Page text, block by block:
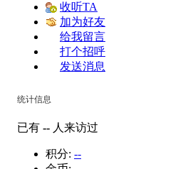
收听TA
加为好友
给我留言
打个招呼
发送消息
统计信息
已有 -- 人来访过
积分: --